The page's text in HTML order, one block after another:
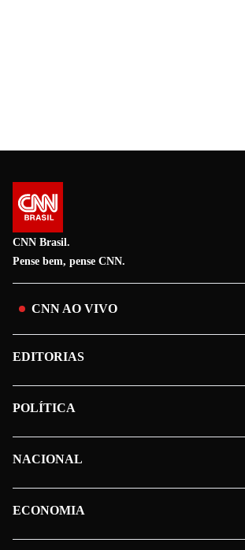
CNN Brasil.
Pense bem, pense CNN.
CNN AO VIVO
EDITORIAS
POLÍTICA
NACIONAL
ECONOMIA